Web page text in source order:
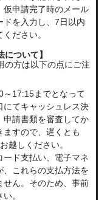
仮申請完了時のメール
ドを入力し、7日以内
ださい。
について】
の方は以下の点にご注
～17:15までとなって
にてキャッシュレス決
申請書類を審査してか
ますので、遅くとも
越しください。
ード支払い、電子マネ
、これらの支払方法を
せん。そのため、事前
。